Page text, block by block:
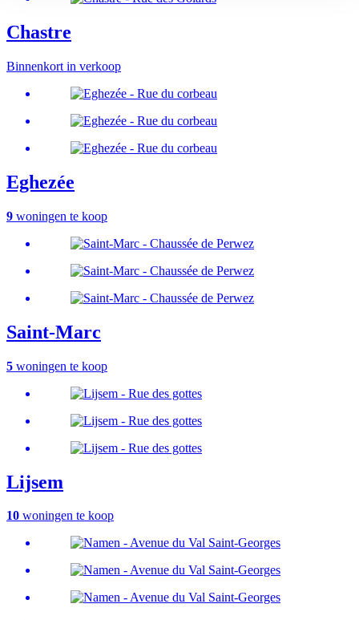
Chastre
Binnenkort in verkoop
Eghezée
9 woningen te koop
Saint-Marc
5 woningen te koop
Lijsem
10 woningen te koop